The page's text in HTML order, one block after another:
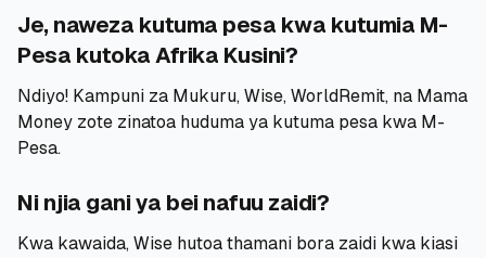
Je, naweza kutuma pesa kwa kutumia M-
Pesa kutoka Afrika Kusini?
Ndiyo! Kampuni za Mukuru, Wise, WorldRemit, na Mama
Money zote zinatoa huduma ya kutuma pesa kwa M-
Pesa.
Ni njia gani ya bei nafuu zaidi?
Kwa kawaida, Wise hutoa thamani bora zaidi kwa kiasi